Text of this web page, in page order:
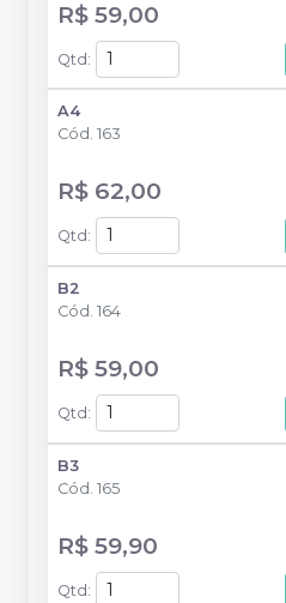
R$ 59,00
Qtd:
A4
Cód. 163
R$ 62,00
Qtd :
B2
Cód. 164
R$ 59,00
Qtd :
B3
Cód. 165
R$ 59,90
Qtd :